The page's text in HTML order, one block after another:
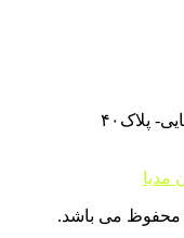
پلاک۴۰
مدیا
محفوظ می باشد.